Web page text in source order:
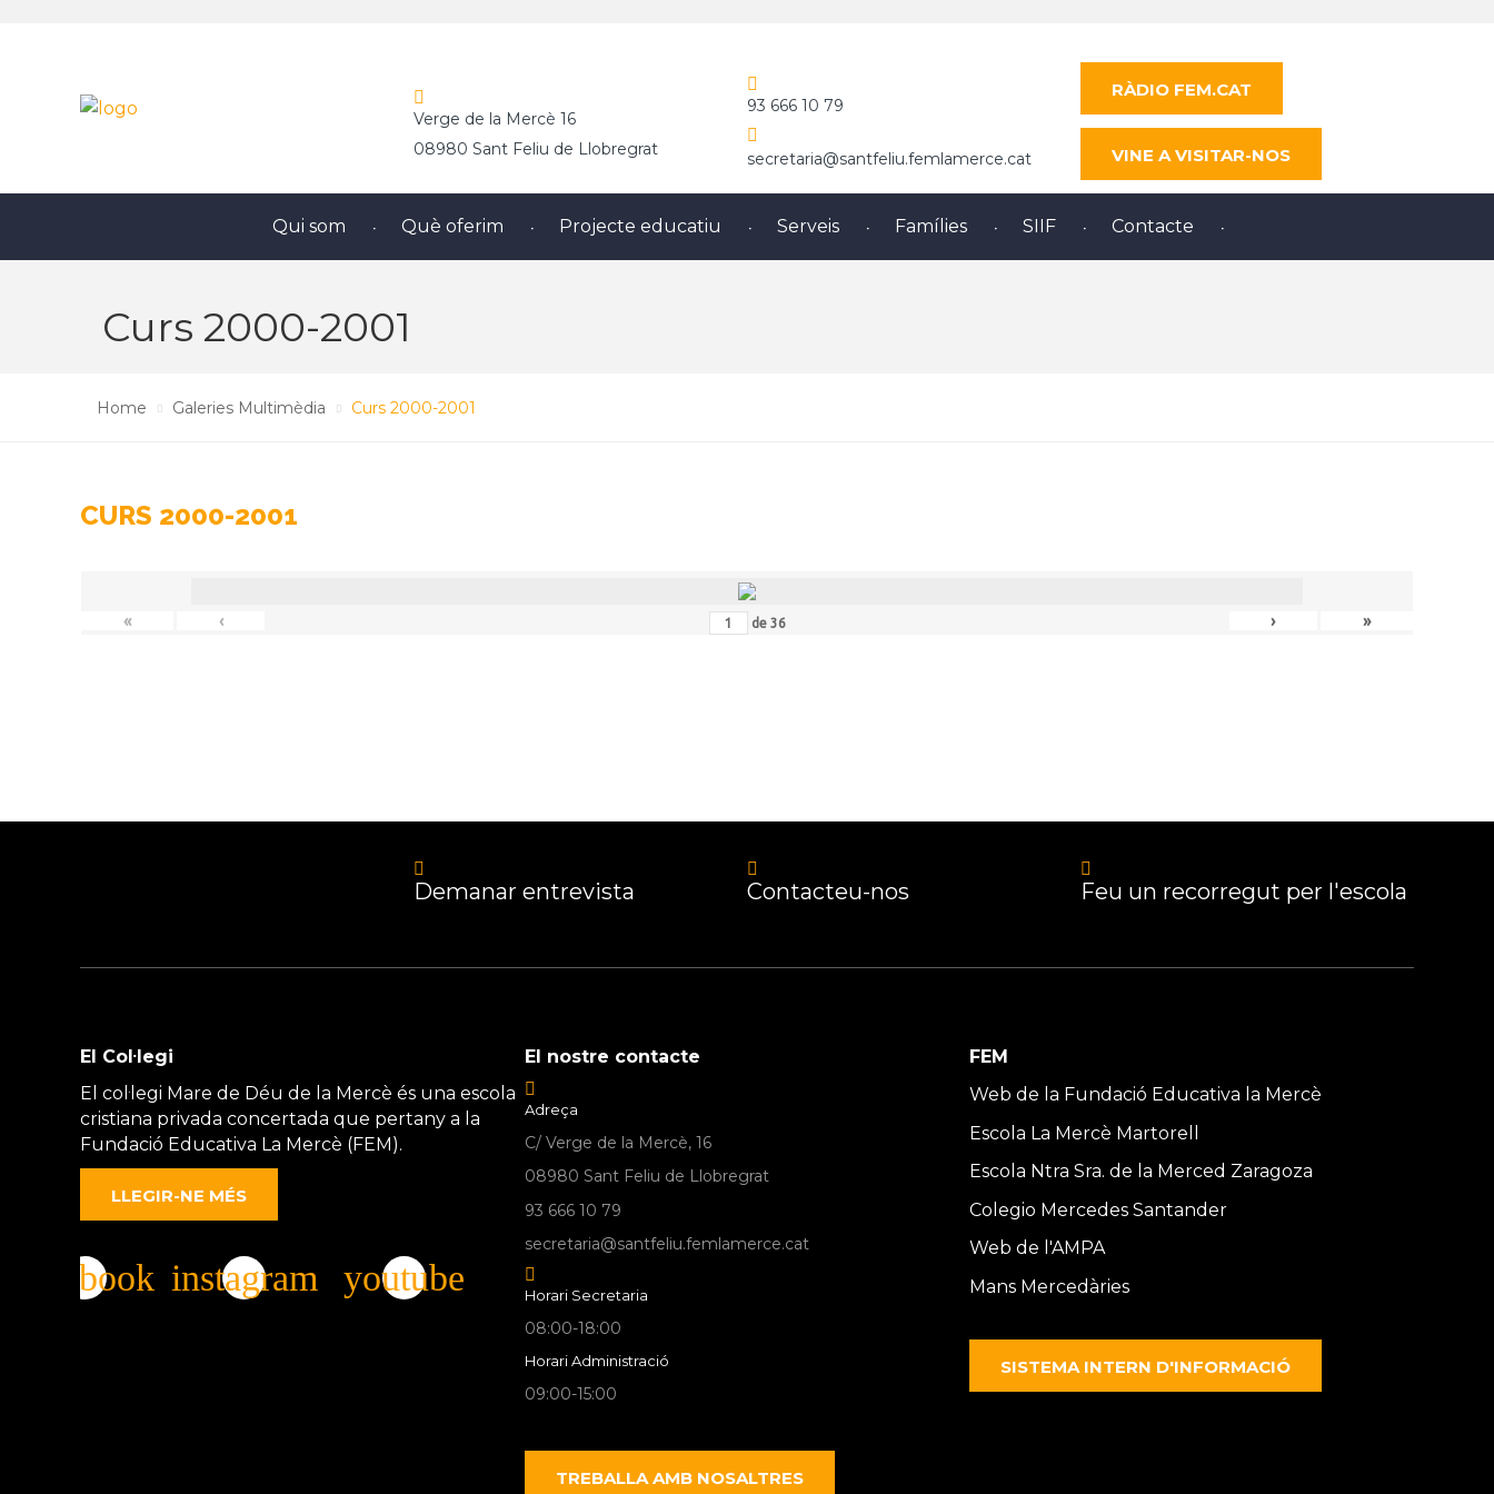
Verge de la Mercè 16
08980 Sant Feliu de Llobregrat
93 666 10 79
secretaria@santfeliu.femlamerce.cat
RÀDIO FEM.CAT
VINE A VISITAR-NOS
Qui som Què oferim Projecte educatiu Serveis Famílies SIIF Contacte
Curs 2000-2001
Home Galeries Multimèdia Curs 2000-2001
CURS 2000-2001
« ‹ de 36 › »
Demanar entrevista Contacteu-nos Feu un recorregut per l'escola
El Col·legi
El col·legi Mare de Déu de la Mercè és una escola
cristiana privada concertada que pertany a la
Fundació Educativa La Mercè (FEM).
LLEGIR-NE MÉS
El nostre contacte
Adreça
C/ Verge de la Mercè, 16
08980 Sant Feliu de Llobregrat
93 666 10 79
secretaria@santfeliu.femlamerce.cat
Horari Secretaria
08:00-18:00
Horari Administració
09:00-15:00
TREBALLA AMB NOSALTRES
FEM
Web de la Fundació Educativa la Mercè
Escola La Mercè Martorell
Escola Ntra Sra. de la Merced Zaragoza
Colegio Mercedes Santander
Web de l'AMPA
Mans Mercedàries
SISTEMA INTERN D'INFORMACIÓ